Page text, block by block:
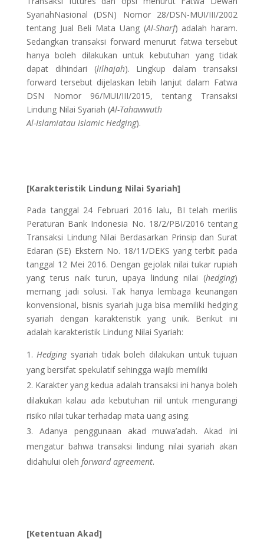
SyariahNasional (DSN) Nomor 28/DSN-MUI/III/2002
tentang Jual Beli Mata Uang (Al-Sharf) adalah haram.
Sedangkan transaksi forward menurut fatwa tersebut
hanya boleh dilakukan untuk kebutuhan yang tidak
dapat dihindari (lilhajah). Lingkup dalam transaksi
forward tersebut dijelaskan lebih lanjut dalam Fatwa
DSN Nomor 96/MUI/III/2015, tentang Transaksi
Lindung Nilai Syariah (Al-Tahawwuth
Al-Islamiatau Islamic Hedging).
[Karakteristik Lindung Nilai Syariah]
Pada tanggal 24 Februari 2016 lalu, BI telah merilis
Peraturan Bank Indonesia No. 18/2/PBI/2016 tentang
Transaksi Lindung Nilai Berdasarkan Prinsip dan Surat
Edaran (SE) Ekstern No. 18/11/DEKS yang terbit pada
tanggal 12 Mei 2016. Dengan gejolak nilai tukar rupiah
yang terus naik turun, upaya lindung nilai (hedging)
memang jadi solusi. Tak hanya lembaga keunangan
konvensional, bisnis syariah juga bisa memiliki hedging
syariah dengan karakteristik yang unik. Berikut ini
adalah karakteristik Lindung Nilai Syariah:
Hedging syariah tidak boleh dilakukan untuk tujuan
yang bersifat spekulatif sehingga wajib memiliki
Karakter yang kedua adalah transaksi ini hanya boleh
dilakukan kalau ada kebutuhan riil untuk mengurangi
risiko nilai tukar terhadap mata uang asing.
Adanya penggunaan akad muwa’adah. Akad ini
mengatur bahwa transaksi lindung nilai syariah akan
didahului oleh forward agreement.
[Ketentuan Akad]